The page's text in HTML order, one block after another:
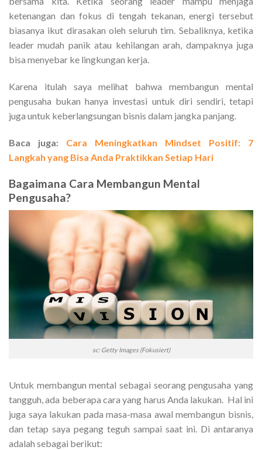
ketenangan dan fokus di tengah tekanan, energi tersebut
biasanya ikut dirasakan oleh seluruh tim. Sebaliknya, ketika
leader mudah panik atau kehilangan arah, dampaknya juga
bisa menyebar ke lingkungan kerja.
Karena itulah saya melihat bahwa membangun mental
pengusaha bukan hanya investasi untuk diri sendiri, tetapi
juga untuk keberlangsungan bisnis dalam jangka panjang.
Baca juga: Cara Meningkatkan Mindset Positif: 7
Langkah yang Bisa Anda Praktikkan Setiap Hari
Bagaimana Cara Membangun Mental
Pengusaha?
sc: Getty Images (Fokusiert)
Untuk membangun mental sebagai seorang pengusaha yang
tangguh, ada beberapa cara yang harus Anda lakukan. Hal ini
juga saya lakukan pada masa-masa awal membangun bisnis,
dan tetap saya pegang teguh sampai saat ini. Di antaranya
adalah sebagai berikut: